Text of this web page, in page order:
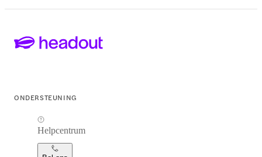
ONDERSTEUNING
Helpcentrum